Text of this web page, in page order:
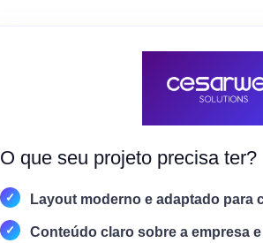
O que seu projeto precisa ter?
Layout moderno e adaptado para
Conteúdo claro sobre a empresa